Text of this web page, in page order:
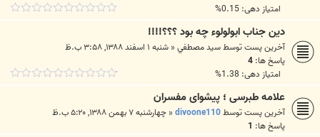
امتیاز دهی: 0.15%
دین جناب ابولولوء چه بود ؟؟؟!!!!
آخرین پست توسطسيد مصطفي« شنبه ۱ اسفند ۱۳۸۸, ۳:۵۸ ب.ظ
پاسخ ها: 4
امتیاز دهی: 1.38%
علامه طبرسى ؛ پيشواى مفسران
آخرین پست توسطdivoone110
« چهارشنبه ۷ بهمن ۱۳۸۸, ۵:۲۰ ب.ظ
پاسخ ها: 1